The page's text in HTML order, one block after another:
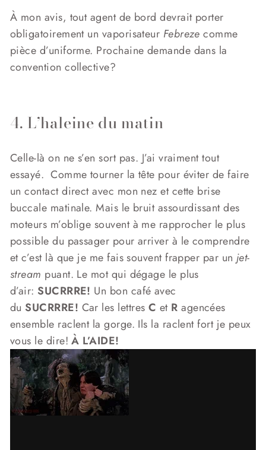
À mon avis, tout agent de bord devrait porter
obligatoirement un vaporisateur Febreze comme
pièce d’uniforme. Prochaine demande dans la
convention collective?
4. L’haleine du matin
Celle-là on ne s’en sort pas. J’ai vraiment tout
essayé. Comme tourner la tête pour éviter de faire
un contact direct avec mon nez et cette brise
buccale matinale. Mais le bruit assourdissant des
moteurs m’oblige souvent à me rapprocher le plus
possible du passager pour arriver à le comprendre
et c’est là que je me fais souvent frapper par un jet-
stream puant. Le mot qui dégage le plus
d’air: SUCRRRE! Un bon café avec
du SUCRRRE! Car les lettres C et R agencées
ensemble raclent la gorge. Ils la raclent fort je peux
vous le dire! À L’AIDE!